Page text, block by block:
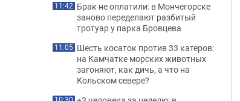
11:42 Брак не оплатили: в Мончегорске
заново переделают разбитый
тротуар у парка Бровцева
11:05 Шесть косаток против 33 катеров:
на Камчатке морских животных
загоняют, как дичь, а что на
Кольском севере?